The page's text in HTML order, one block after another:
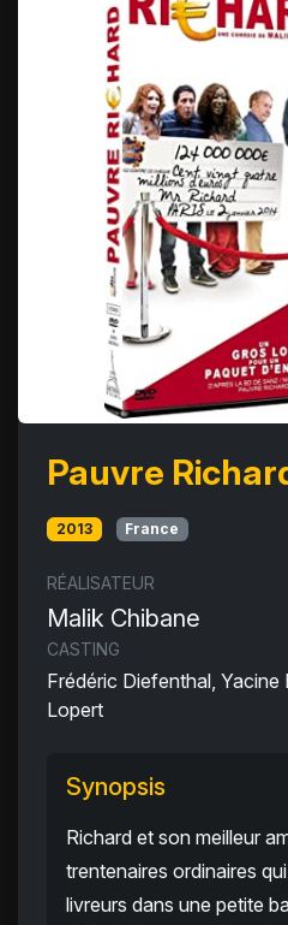
Pauvre
2013 France
RÉALISATEUR
Malik Chibane
CASTING
Frédéric Diefenthal,
Lopert
Synopsis
Richard et son meilleur
trentenaires ordinaires
livreurs dans une petite